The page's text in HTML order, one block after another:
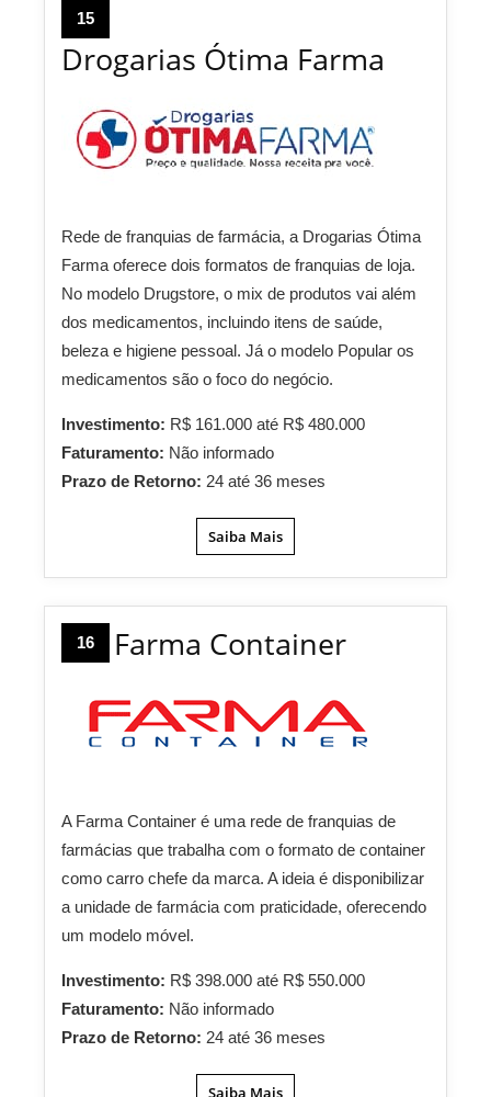
15
Drogarias Ótima Farma
Rede de franquias de farmácia, a Drogarias Ótima
Farma oferece dois formatos de franquias de loja.
No modelo Drugstore, o mix de produtos vai além
dos medicamentos, incluindo itens de saúde,
beleza e higiene pessoal. Já o modelo Popular os
medicamentos são o foco do negócio.
Investimento: R$ 161.000 até R$ 480.000
Faturamento: Não informado
Prazo de Retorno: 24 até 36 meses
Saiba Mais
16 Farma Container
A Farma Container é uma rede de franquias de
farmácias que trabalha com o formato de container
como carro chefe da marca. A ideia é disponibilizar
a unidade de farmácia com praticidade, oferecendo
um modelo móvel.
Investimento: R$ 398.000 até R$ 550.000
Faturamento: Não informado
Prazo de Retorno: 24 até 36 meses
Saiba Mais